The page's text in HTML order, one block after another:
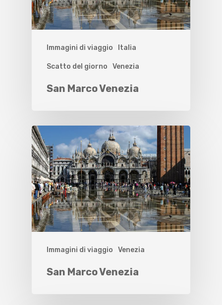
Immagini di viaggio Italia
Scatto del giorno Venezia
San Marco Venezia
Immagini di viaggio Venezia
San Marco Venezia